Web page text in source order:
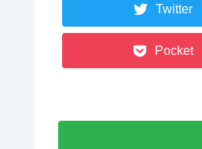
Twitter
Pocket